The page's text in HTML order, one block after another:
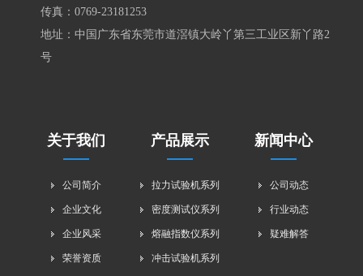
传真：0769-23181253
地址：中国广东省东莞市道滘镇大岭丫第三工业区新丫路2
号
关于我们
公司简介
企业文化
企业风采
荣誉资质
产品展示
拉力试验机系列
密度测试仪系列
熔融指数仪系列
冲击试验机系列
新闻中心
公司动态
行业动态
疑难解答